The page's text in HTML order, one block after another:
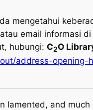
mengetahui
email informasi
hubungi: C2O
address-opening-
lamented, and